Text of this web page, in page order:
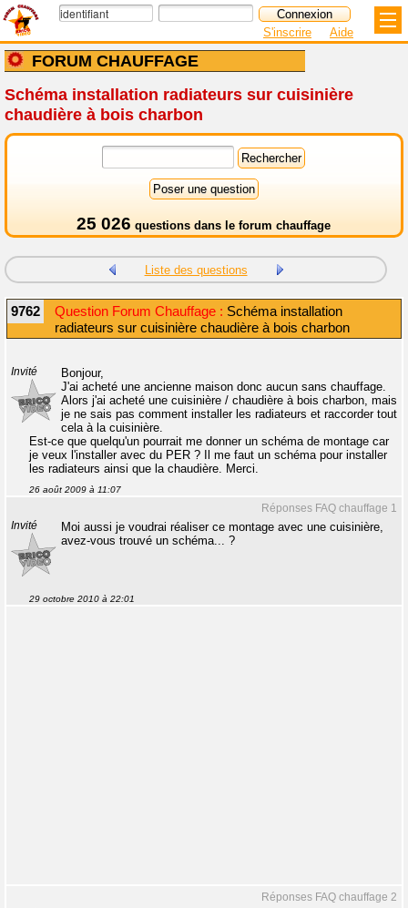
FORUM CHAUFFAGE
S'inscrire Aide
Schéma installation radiateurs sur cuisinière
chaudière à bois charbon
25 026 questions dans le forum chauffage
Liste des questions
9762 Question Forum Chauffage : Schéma installation
radiateurs sur cuisinière chaudière à bois charbon
Invité
Bonjour,
J'ai acheté une ancienne maison donc aucun sans chauffage.
Alors j'ai acheté une cuisinière / chaudière à bois charbon, mais
je ne sais pas comment installer les radiateurs et raccorder tout
cela à la cuisinière.
Est-ce que quelqu'un pourrait me donner un schéma de montage car
je veux l'installer avec du PER ? Il me faut un schéma pour installer
les radiateurs ainsi que la chaudière. Merci.
26 août 2009 à 11:07
Réponses FAQ chauffage 1
Invité
Moi aussi je voudrai réaliser ce montage avec une cuisinière,
avez-vous trouvé un schéma... ?
29 octobre 2010 à 22:01
Réponses FAQ chauffage 2